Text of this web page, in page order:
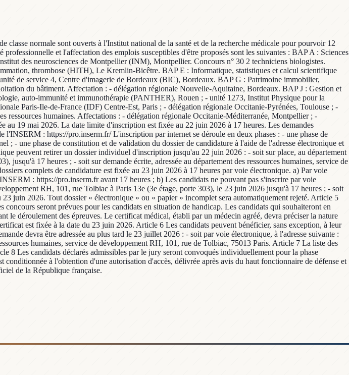
classe normale sont ouverts à l'Institut national de la santé et de la recherche médicale pour pourvoir 12
et l'affectation des emplois susceptibles d'être proposés sont les suivantes : BAP A : Sciences
des neurosciences de Montpellier (INM), Montpellier. Concours n° 30 2 techniciens biologistes.
thrombose (HITH), Le Kremlin-Bicêtre. BAP E : Informatique, statistiques et calcul scientifique
de service 4, Centre d'imagerie de Bordeaux (BIC), Bordeaux. BAP G : Patrimoine immobilier,
du bâtiment. Affectation : - délégation régionale Nouvelle-Aquitaine, Bordeaux. BAP J : Gestion et
auto-immunité et immunothérapie (PANTHER), Rouen ; - unité 1273, Institut Physique pour la
Paris-Ile-de-France (IDF) Centre-Est, Paris ; - délégation régionale Occitanie-Pyrénées, Toulouse ; -
ressources humaines. Affectations : - délégation régionale Occitanie-Méditerranée, Montpellier ; -
19 mai 2026. La date limite d'inscription est fixée au 22 juin 2026 à 17 heures. Les demandes
: https://pro.inserm.fr/ L'inscription par internet se déroule en deux phases : - une phase de
; - une phase de constitution et de validation du dossier de candidature à l'aide de l'adresse électronique et
peuvent retirer un dossier individuel d'inscription jusqu'au 22 juin 2026 : - soit sur place, au département
17 heures ; - soit sur demande écrite, adressée au département des ressources humaines, service de
complets de candidature est fixée au 23 juin 2026 à 17 heures par voie électronique. a) Par voie
: https://pro.inserm.fr avant 17 heures ; b) Les candidats ne pouvant pas s'inscrire par voie
RH, 101, rue Tolbiac à Paris 13e (3e étage, porte 303), le 23 juin 2026 jusqu'à 17 heures ; - soit
juin 2026. Tout dossier « électronique » ou « papier » incomplet sera automatiquement rejeté. Article 5
seront prévues pour les candidats en situation de handicap. Les candidats qui souhaiteront en
déroulement des épreuves. Le certificat médical, établi par un médecin agréé, devra préciser la nature
est fixée à la date du 23 juin 2026. Article 6 Les candidats peuvent bénéficier, sans exception, à leur
devra être adressée au plus tard le 23 juillet 2026 : - soit par voie électronique, à l'adresse suivante :
humaines, service de développement RH, 101, rue de Tolbiac, 75013 Paris. Article 7 La liste des
Les candidats déclarés admissibles par le jury seront convoqués individuellement pour la phase
à l'obtention d'une autorisation d'accès, délivrée après avis du haut fonctionnaire de défense et
de la République française.